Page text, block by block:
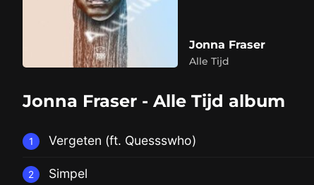
Jonna Fraser
Alle Tijd
Jonna Fraser - Alle Tijd album
1 Vergeten (ft. Quessswho)
2 Simpel